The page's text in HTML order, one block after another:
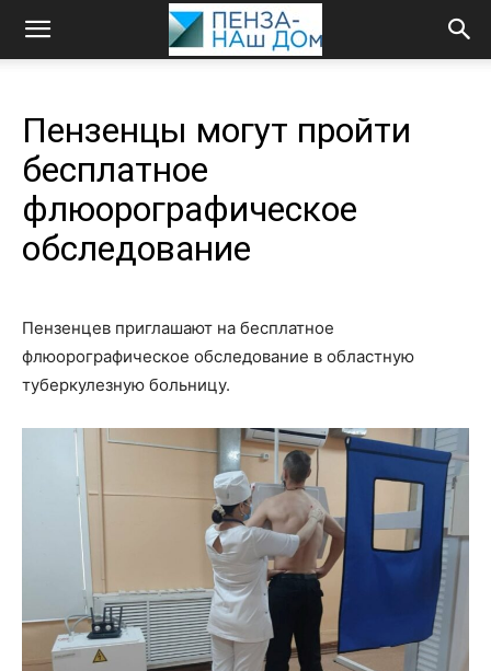
Пензенцы могут пройти
бесплатное
флюорографическое
обследование
Пензенцев приглашают на бесплатное
флюорографическое обследование в областную
туберкулезную больницу.